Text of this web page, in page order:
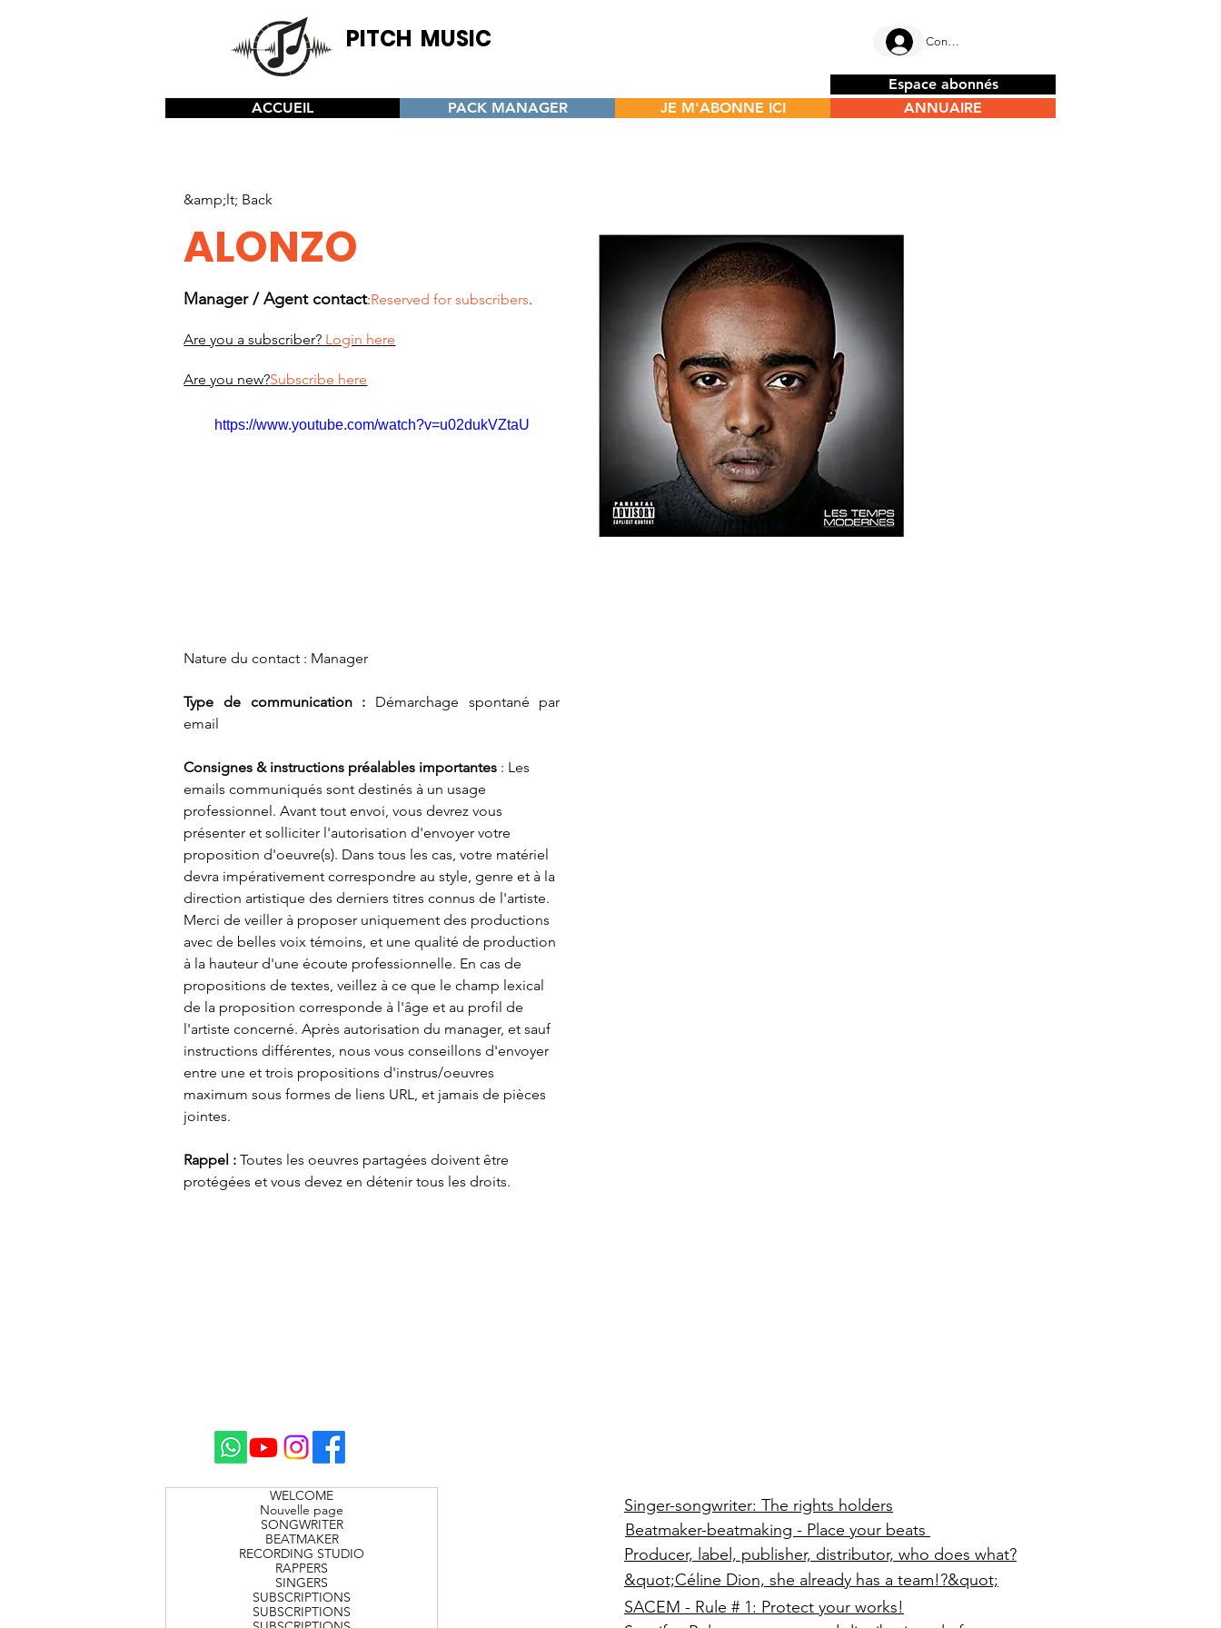
PITCH MUSIC Connectez-vous
Espace abonnés
ACCUEIL
PACK MANAGER JE M'ABONNE ICI ANNUAIRE
&amp;lt; Back
ALONZO
Manager / Agent contact:Reserved for subscribers.
Are you a subscriber? Login here
Are you new?Subscribe here
https://www.youtube.com/watch?v=u02dukVZtaU
Type de communication : Démarchage spontané par
email
Consignes & instructions préalables importantes : Les
emails communiqués sont destinés à un usage
professionnel. Avant tout envoi, vous devrez vous
présenter et solliciter l'autorisation d'envoyer votre
proposition d'oeuvre(s). Dans tous les cas, votre matériel
devra impérativement correspondre au style, genre et à la
direction artistique des derniers titres connus de l'artiste.
Merci de veiller à proposer uniquement des productions
avec de belles voix témoins, et une qualité de production
à la hauteur d'une écoute professionnelle. En cas de
propositions de textes, veillez à ce que le champ lexical
de la proposition corresponde à l'âge et au profil de
l'artiste concerné. Après autorisation du manager, et sauf
instructions différentes, nous vous conseillons d'envoyer
entre une et trois propositions d'instrus/oeuvres
maximum sous formes de liens URL, et jamais de pièces
jointes.
Rappel : Toutes les oeuvres partagées doivent être
protégées et vous devez en détenir tous les droits.
WELCOME
Nouvelle page
SONGWRITER
BEATMAKER
RECORDING STUDIO
RAPPERS
SINGERS
SUBSCRIPTIONS
SUBSCRIPTIONS
Singer-songwriter: The rights holders
Beatmaker-beatmaking - Place your beats
Producer, label, publisher, distributor, who does what?
&quot;Céline Dion, she already has a team!?&quot;
SACEM - Rule # 1: Protect your works!